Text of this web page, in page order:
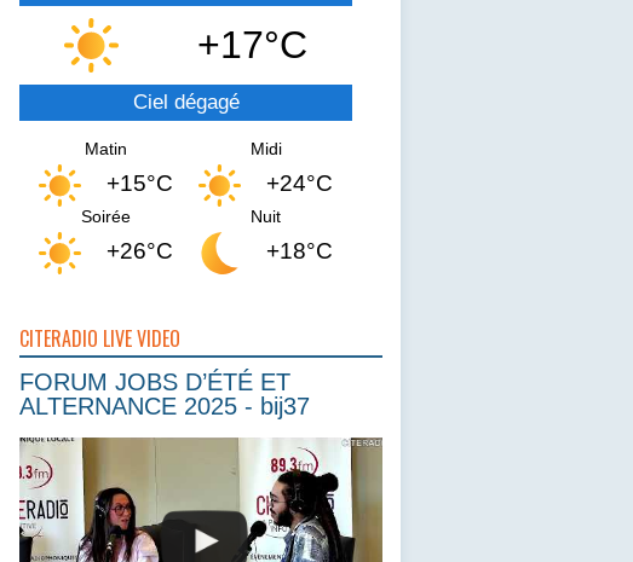
+17°C
Ciel dégagé
Matin
+15°C
Midi
+24°C
Soirée
+26°C
Nuit
+18°C
CITERADIO LIVE VIDEO
FORUM JOBS D’ÉTÉ ET
ALTERNANCE 2025 - bij37